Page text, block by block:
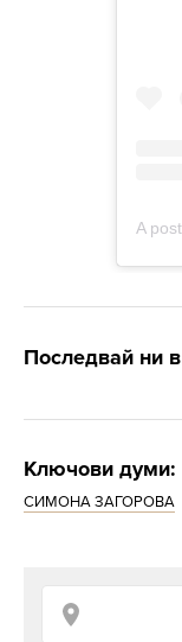
Последвай ни в
Ключови думи:
СИМОНА ЗАГОРОВА